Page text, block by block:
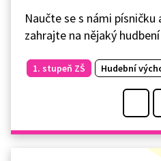
Naučte se s námi písničku
zahrajte na nějaký
1. stupeň ZŠ Hudební